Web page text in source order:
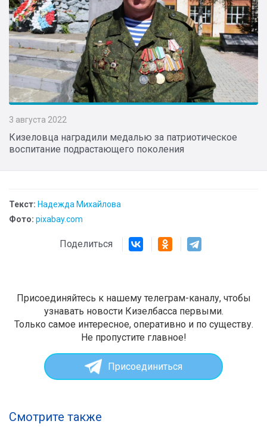
3 августа 2022
Кизеловца наградили медалью за патриотическое
воспитание подрастающего поколения
Текст: Надежда Михайлова
Фото: pixabay.com
Поделиться
Присоединяйтесь к нашему телеграм-каналу, чтобы
узнавать новости Кизелбасса первыми.
Только самое интересное, оперативно и по существу.
Не пропустите главное!
Присоединиться
Смотрите также